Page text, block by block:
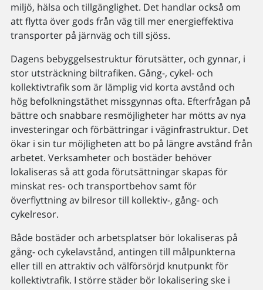
miljö, hälsa och tillgänglighet. Det handlar också om
att flytta över gods från väg till mer energieffektiva
transporter på järnväg och till sjöss.
Dagens bebyggelsestruktur förutsätter, och gynnar, i
stor utsträckning biltrafiken. Gång-, cykel- och
kollektivtrafik som är lämplig vid korta avstånd och
hög befolkningstäthet missgynnas ofta. Efterfrågan på
bättre och snabbare resmöjligheter har mötts av nya
investeringar och förbättringar i väginfrastruktur. Det
ökar i sin tur möjligheten att bo på längre avstånd från
arbetet. Verksamheter och bostäder behöver
lokaliseras så att goda förutsättningar skapas för
minskat res- och transportbehov samt för
överflyttning av bilresor till kollektiv-, gång- och
cykelresor.
Både bostäder och arbetsplatser bör lokaliseras på
gång- och cykelavstånd, antingen till målpunkterna
eller till en attraktiv och välförsörjd knutpunkt för
kollektivtrafik. I större städer bör lokalisering ske i